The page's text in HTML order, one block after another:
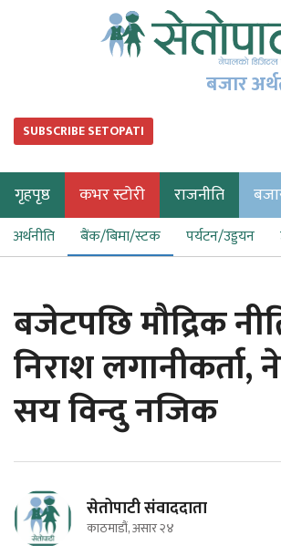
बजार
SUBSCRIBE SETOPATI
गृहपृष्ठ कभर स्टोरी राजनीति
अर्थनीति बैंक/बिमा/स्टक पर्यटन/उड्डयन
बजेटपछि मौद्रिक
निराश लगानीकर्ता,
सय विन्दु नजिक
सेतोपाटी संवाददाता
काठमाडौं, असार २४